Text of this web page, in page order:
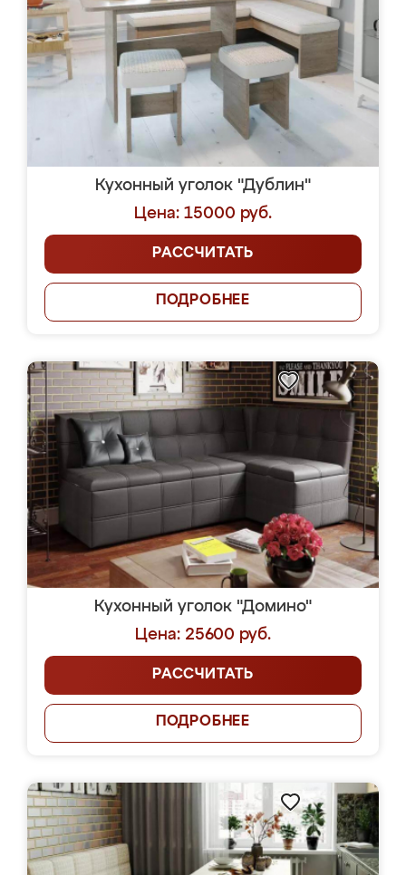
Кухонный уголок "Дублин"
Цена: 15000 руб.
РАССЧИТАТЬ
ПОДРОБНЕЕ
Кухонный уголок "Домино"
Цена: 25600 руб.
РАССЧИТАТЬ
ПОДРОБНЕЕ